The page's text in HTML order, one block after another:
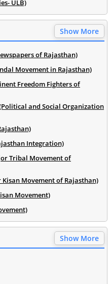
ULB)
Show More
of Rajasthan)
Movement in Rajasthan)
Freedom Fighters of
(Political and Social Organization
Integration)
Tribal Movement of
Kisan Movement of Rajasthan)
Movement)
Show More